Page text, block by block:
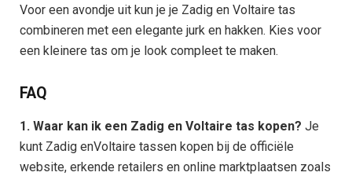
Voor een avondje uit kun je je Zadig en Voltaire tas
combineren met een elegante jurk en hakken. Kies voor
een kleinere tas om je look compleet te maken.
FAQ
1. Waar kan ik een Zadig en Voltaire tas kopen? Je
kunt Zadig enVoltaire tassen kopen bij de officiële
website, erkende retailers en online marktplaatsen zoals